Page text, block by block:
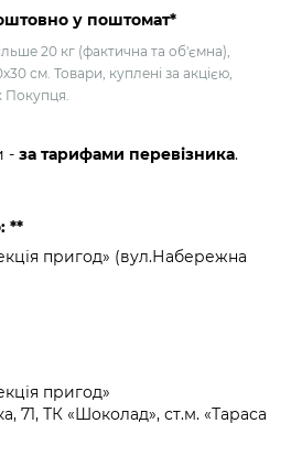
у поштомат*
20 кг (фактична та об'ємна),
см. Товари, куплені за акцією,
Покупця.
- за тарифами перевізника.
**
пригод» (вул.Набережна
пригод»
71, ТК «Шоколад», ст.м. «Тараса